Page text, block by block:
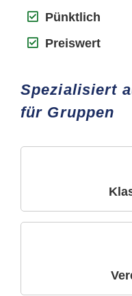
Pünktlich
Preiswert
Spezialisiert
für Gruppen